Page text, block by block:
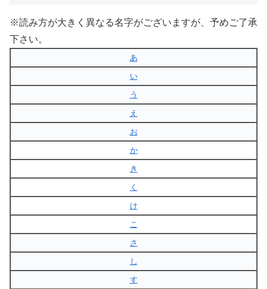
※読み方が大きく異なる名字がございますが、予めご了承
下さい。
あ
い
う
え
お
か
き
く
け
こ
さ
し
す